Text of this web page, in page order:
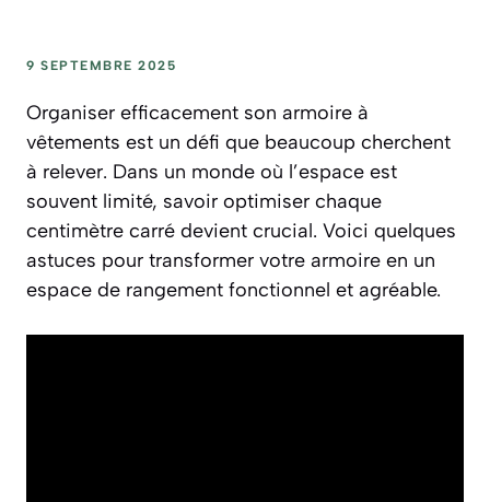
9 SEPTEMBRE 2025
Organiser efficacement son armoire à
vêtements est un défi que beaucoup cherchent
à relever. Dans un monde où l’espace est
souvent limité, savoir optimiser chaque
centimètre carré devient crucial. Voici quelques
astuces pour transformer votre armoire en un
espace de rangement fonctionnel et agréable.